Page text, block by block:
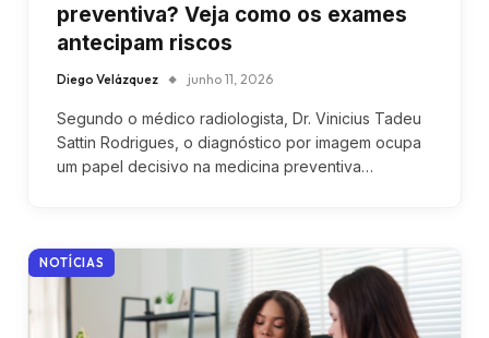
preventiva? Veja como os exames
antecipam riscos
Diego Velázquez junho 11, 2026
Segundo o médico radiologista, Dr. Vinicius Tadeu
Sattin Rodrigues, o diagnóstico por imagem ocupa
um papel decisivo na medicina preventiva…
NOTÍCIAS